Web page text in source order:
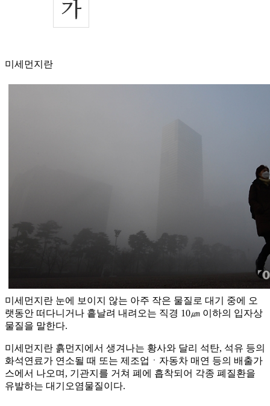
미세먼지란
미세먼지란 눈에 보이지 않는 아주 작은 물질로 대기 중에 오
랫동안 떠다니거나 흩날려 내려오는 직경 10㎛ 이하의 입자상
물질을 말한다.
미세먼지란 흙먼지에서 생겨나는 황사와 달리 석탄, 석유 등의
화석연료가 연소될 때 또는 제조업ㆍ자동차 매연 등의 배출가
스에서 나오며, 기관지를 거쳐 폐에 흡착되어 각종 폐질환을
유발하는 대기오염물질이다.